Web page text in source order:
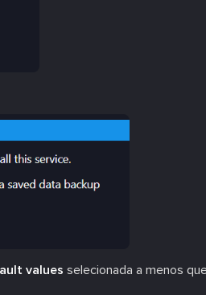
values selecionada a menos